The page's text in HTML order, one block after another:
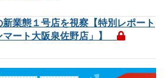
新業態１号店を視察【特別レポート
マート大阪泉佐野店」】